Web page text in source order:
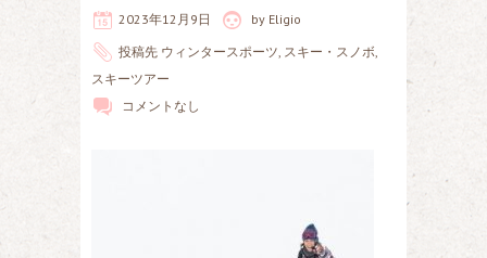
2023年12月9日 by Eligio
投稿先 ウィンタースポーツ, スキー・スノボ,
スキーツアー
コメントなし